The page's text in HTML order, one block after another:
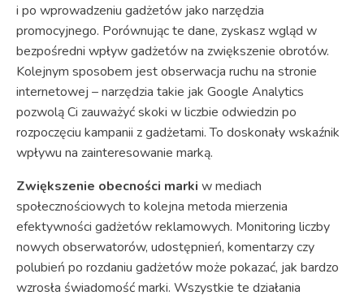
i po wprowadzeniu gadżetów jako narzędzia
promocyjnego. Porównując te dane, zyskasz wgląd w
bezpośredni wpływ gadżetów na zwiększenie obrotów.
Kolejnym sposobem jest obserwacja ruchu na stronie
internetowej – narzędzia takie jak Google Analytics
pozwolą Ci zauważyć skoki w liczbie odwiedzin po
rozpoczęciu kampanii z gadżetami. To doskonały wskaźnik
wpływu na zainteresowanie marką.
Zwiększenie obecności marki w mediach
społecznościowych to kolejna metoda mierzenia
efektywności gadżetów reklamowych. Monitoring liczby
nowych obserwatorów, udostępnień, komentarzy czy
polubień po rozdaniu gadżetów może pokazać, jak bardzo
wzrosła świadomość marki. Wszystkie te działania